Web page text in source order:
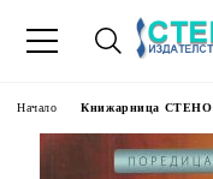
Начало Книжарница СТЕНО